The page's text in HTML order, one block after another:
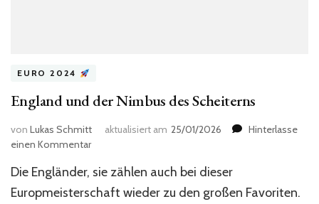
EURO 2024
England und der Nimbus des Scheiterns
von Lukas Schmitt aktualisiert am 25/01/2026
Hinterlasse
einen Kommentarzu
und
der
Die Engländer, sie zählen auch bei dieser
Europmeisterschaft wieder zu den großen Favoriten.